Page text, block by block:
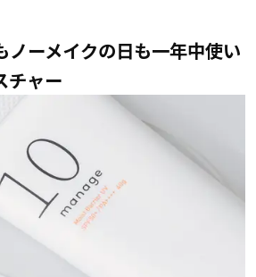
ーメイクの日も一年中使い
チャー